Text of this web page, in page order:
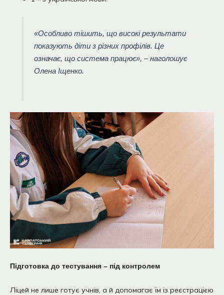
«Особливо тішить, що високі результати
показують діти з різних профілів. Це
означає, що система працює», – наголошує
Олена Іщенко.
Підготовка до тестування – під контролем
Ліцей не лише готує учнів, а й допомагає їм із реєстрацією